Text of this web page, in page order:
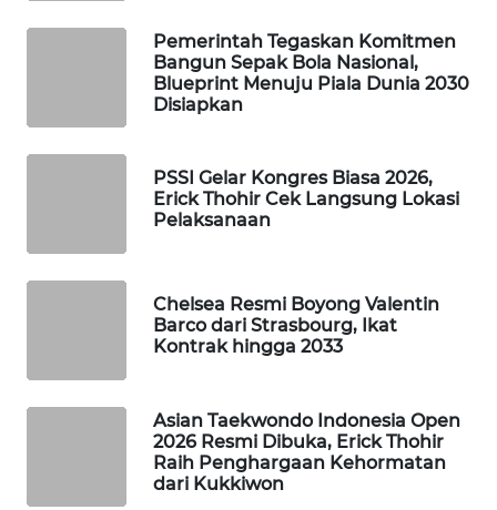
Pemerintah Tegaskan Komitmen
Bangun Sepak Bola Nasional,
Blueprint Menuju Piala Dunia 2030
Disiapkan
PSSI Gelar Kongres Biasa 2026,
Erick Thohir Cek Langsung Lokasi
Pelaksanaan
Chelsea Resmi Boyong Valentin
Barco dari Strasbourg, Ikat
Kontrak hingga 2033
Asian Taekwondo Indonesia Open
2026 Resmi Dibuka, Erick Thohir
Raih Penghargaan Kehormatan
dari Kukkiwon
WAHANA
WAHANA